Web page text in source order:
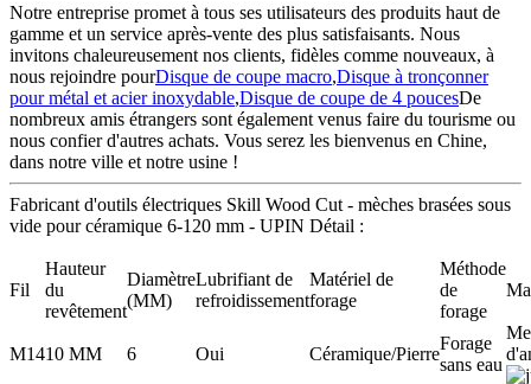
Notre entreprise promet à tous ses utilisateurs des produits haut de
gamme et un service après-vente des plus satisfaisants. Nous
invitons chaleureusement nos clients, fidèles comme nouveaux, à
nous rejoindre pourDisque de coupe macro,Disque à tronçonner
pour métal et acier inoxydable,Disque de coupe de 4 poucesDe
nombreux amis étrangers sont également venus faire du tourisme ou
nous confier d'autres achats. Vous serez les bienvenus en Chine,
dans notre ville et notre usine !
Fabricant d'outils électriques Skill Wood Cut - mèches brasées sous
vide pour céramique 6-120 mm - UPIN Détail :
Fil
Hauteur
du
revêtement
Diamètre
(MM)
Lubrifiant de
refroidissement
Matériel de
forage
Méthode
de
forage
M1410 MM 6 Oui Céramique/Pierre
Forage
sans eau